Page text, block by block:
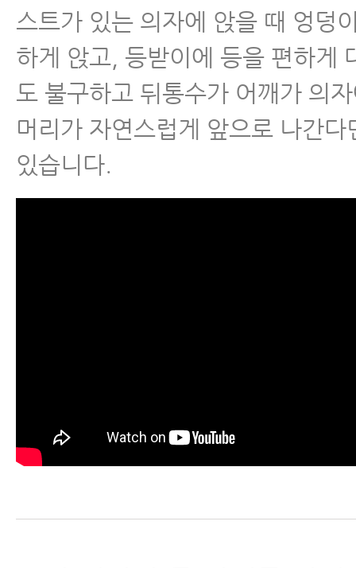
스트가 있는 의자에 앉을 때 엉덩
하게 앉고, 등받이에 등을 편하게
도 불구하고 뒤통수가 어깨가 의
머리가 자연스럽게 앞으로 나간다
있습니다.